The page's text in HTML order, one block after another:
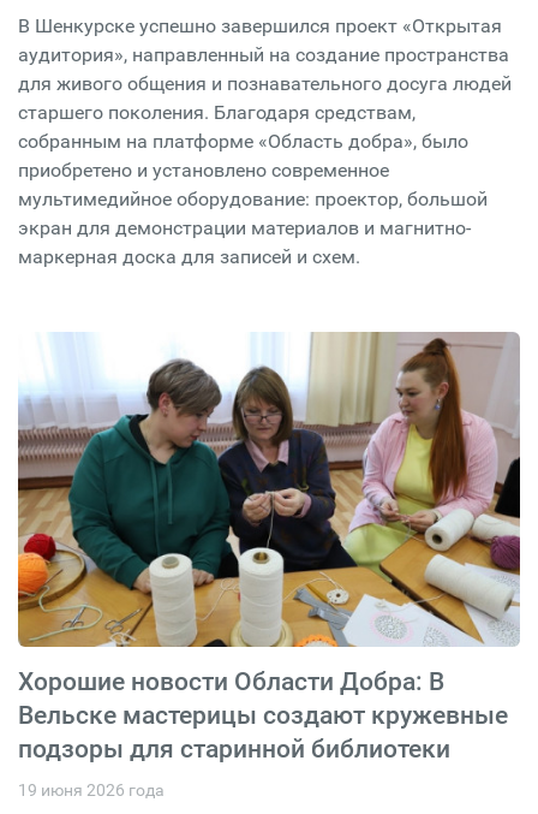
В Шенкурске успешно завершился проект «Открытая
аудитория», направленный на создание пространства
для живого общения и познавательного досуга людей
старшего поколения. Благодаря средствам,
собранным на платформе «Область добра», было
приобретено и установлено современное
мультимедийное оборудование: проектор, большой
экран для демонстрации материалов и магнитно-
маркерная доска для записей и схем.
Хорошие новости Области Добра: В
Вельске мастерицы создают кружевные
подзоры для старинной библиотеки
19 июня 2026 года